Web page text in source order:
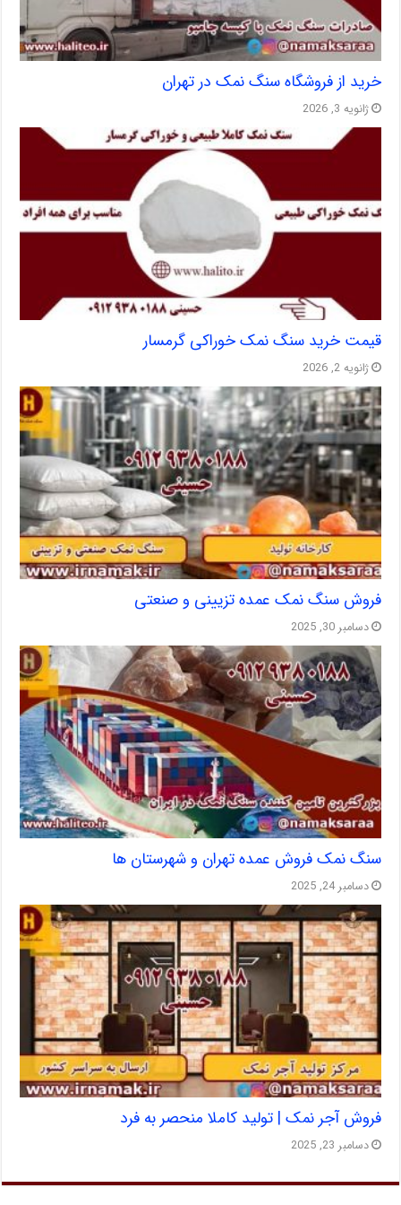
خرید از فروشگاه سنگ نمک در تهران
ژانویه 3, 2026
قیمت خرید سنگ نمک خوراکی گرمسار
ژانویه 2, 2026
فروش سنگ نمک عمده تزیینی و صنعتی
دسامبر 30, 2025
سنگ نمک فروش عمده تهران و شهرستان ها
دسامبر 24, 2025
فروش آجر نمک | تولید کاملا منحصر به فرد
دسامبر 23, 2025